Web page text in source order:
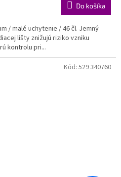
Do košíka
/ malé uchytenie / 46 čl. Jemný
lišty znižujú riziko vzniku
kontrolu pri...
Kód: 529 340760